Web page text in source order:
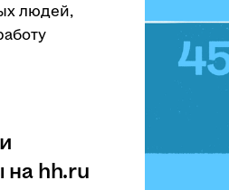
людей,
hh.ru